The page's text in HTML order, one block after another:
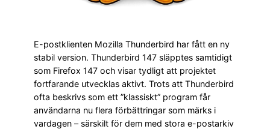
E-postklienten Mozilla Thunderbird har fått en ny
stabil version. Thunderbird 147 släpptes samtidigt
som Firefox 147 och visar tydligt att projektet
fortfarande utvecklas aktivt. Trots att Thunderbird
ofta beskrivs som ett ”klassiskt” program får
användarna nu flera förbättringar som märks i
vardagen – särskilt för dem med stora e-postarkiv